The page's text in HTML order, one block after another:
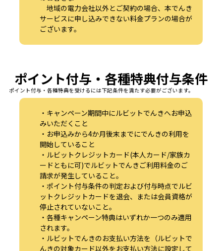
地域の電力会社以外とご契約の場合、本でんき
サービスに申し込みできない料金プランの場合が
ございます。
ポイント付与・各種特典付与条件
ポイント付与・各種特典を受けるには下記条件を満たす必要がございます。
・キャンペーン期間中にルビットでんきへお申込
みいただくこと
・お申込みから4か月後末までにでんきの利用を
開始していること
・ルビットクレジットカード(本人カード/家族カ
ードともに可)でルビットでんきご利用料金のご
請求が発生していること。
・ポイント付与条件の判定および付与時点でルビ
ットクレジットカードを退会、または会員資格が
停止されていないこと。
・各種キャンペーン特典はいずれか一つのみ適用
されます。
・ルビットでんきのお支払い方法を（ルビットで
んきの対象カード以外をお支払い方法に設定して